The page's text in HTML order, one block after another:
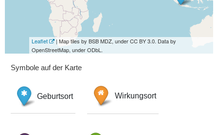
Leaflet
| Map tiles by BSB MDZ, under CC BY 3.0. Data by
OpenStreetMap, under ODbL.
Symbole auf der Karte
Geburtsort Wirkungsort